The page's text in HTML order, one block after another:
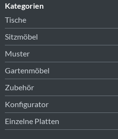
Kategorien
Tische
Sitzmöbel
Muster
Gartenmöbel
Zubehör
Konfigurator
Einzelne Platten